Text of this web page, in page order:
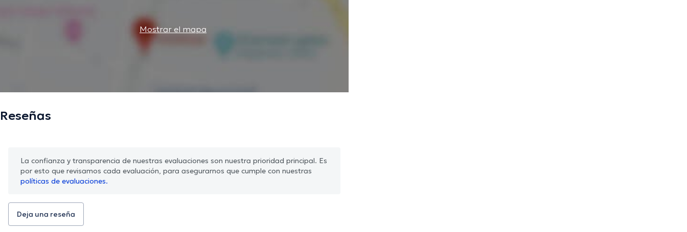
Mostrar el mapa
Reseñas
La confianza y transparencia de nuestras evaluaciones son nuestra prioridad principal. Es
por esto que revisamos cada evaluación, para asegurarnos que cumple con nuestras
políticas de evaluaciones.
Deja una reseña